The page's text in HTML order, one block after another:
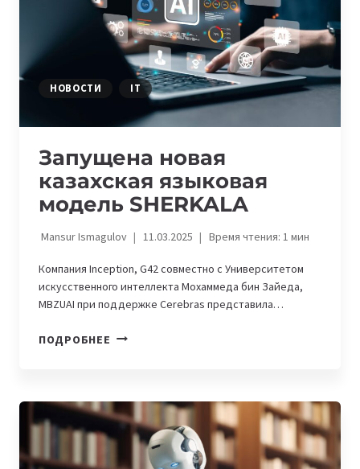
НОВОСТИ IT
Запущена новая
казахская языковая
модель SHERKALA
Mansur Ismagulov 11.03.2025 Время чтения: 1мин
Компания Inception, G42 совместно с Университетом
искусственного интеллекта Мохаммеда бин Зайеда,
MBZUAI при поддержке Cerebras представила…
ПОДРОБНЕЕ ЗАПУЩЕНА
МОДЕЛЬ
SHERKALA